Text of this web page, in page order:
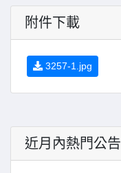
附件下載
3257-1.jpg
近月內熱門公告